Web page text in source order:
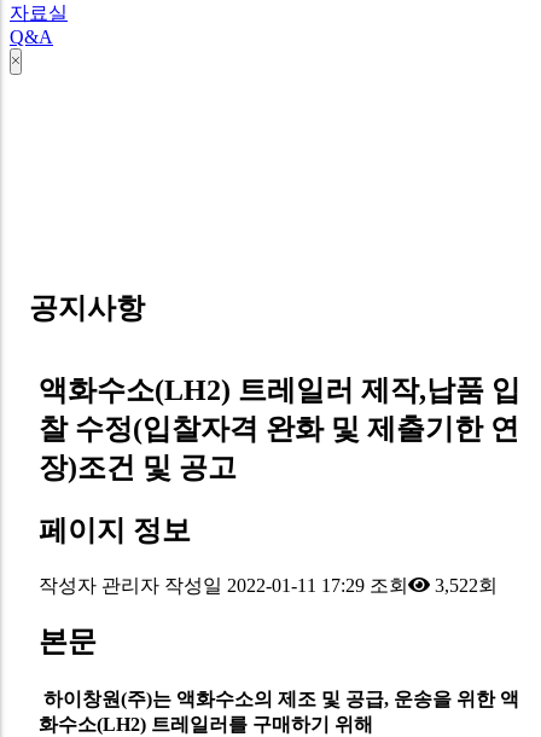
자료실
Q&A
close
공지사항
액화수소(LH2) 트레일러 제작,납품 입
찰 수정(입찰자격 완화 및 제출기한 연
장)조건 및 공고
페이지 정보
작성자 관리자 작성일 2022-01-11 17:29 조회 3,522회
본문
하이창원(주)는 액화수소의 제조 및 공급, 운송을 위한 액
화수소(LH2) 트레일러를 구매하기 위해